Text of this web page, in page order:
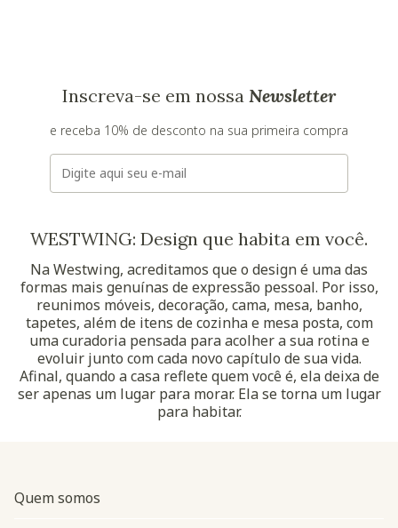
Inscreva-se em nossa Newsletter
e receba 10% de desconto na sua primeira compra
E-mail
WESTWING: Design que habita em você.
Na Westwing, acreditamos que o design é uma das
formas mais genuínas de expressão pessoal. Por isso,
reunimos móveis, decoração, cama, mesa, banho,
tapetes, além de itens de cozinha e mesa posta, com
uma curadoria pensada para acolher a sua rotina e
evoluir junto com cada novo capítulo de sua vida.
Afinal, quando a casa reflete quem você é, ela deixa de
ser apenas um lugar para morar. Ela se torna um lugar
para habitar.
Quem somos